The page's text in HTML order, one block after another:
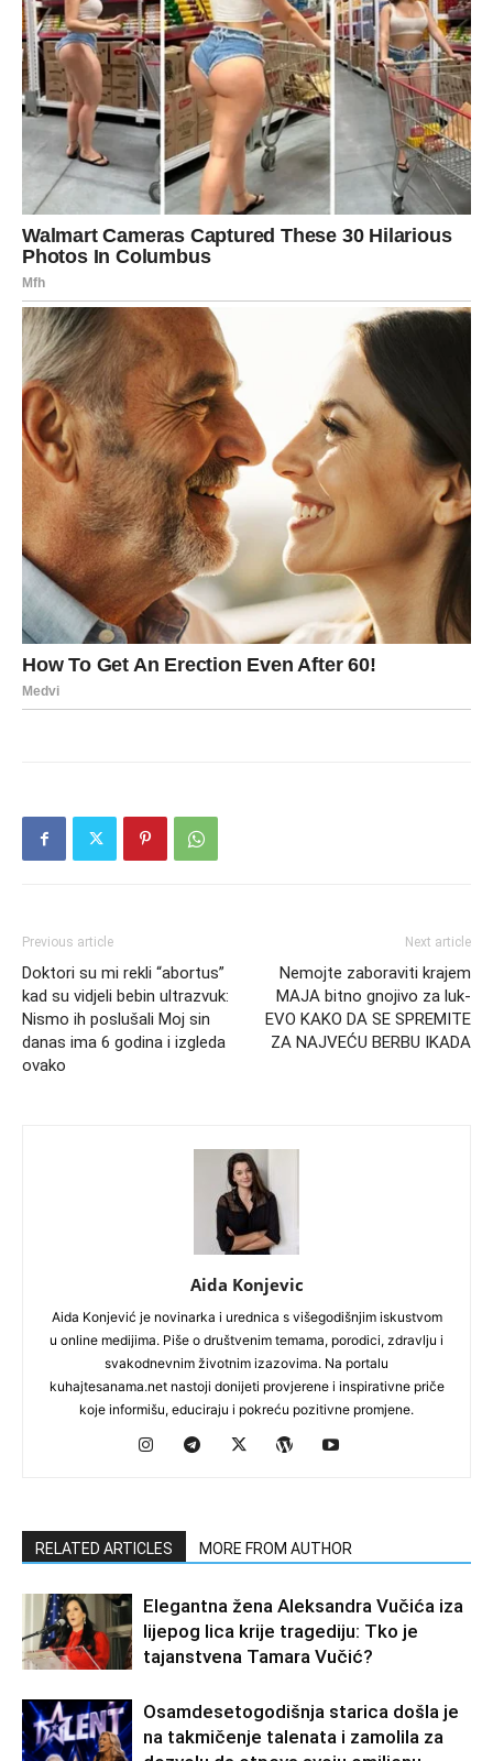
Previous article
Doktori su mi rekli “abortus”
kad su vidjeli bebin ultrazvuk:
Nismo ih poslušali Moj sin
danas ima 6 godina i izgleda
ovako
Next article
Nemojte zaboraviti krajem
MAJA bitno gnojivo za luk-
EVO KAKO DA SE SPREMITE
ZA NAJVEĆU BERBU IKADA
Aida Konjevic
Aida Konjević je novinarka i urednica s višegodišnjim iskustvom
u online medijima. Piše o društvenim temama, porodici, zdravlju i
svakodnevnim životnim izazovima. Na portalu
kuhajtesanama.net nastoji donijeti provjerene i inspirativne priče
koje informišu, educiraju i pokreću pozitivne promjene.
RELATED ARTICLES MORE FROM AUTHOR
Elegantna žena Aleksandra Vučića iza
lijepog lica krije tragediju: Tko je
tajanstvena Tamara Vučić?
Osamdesetogodišnja starica došla je
na takmičenje talenata i zamolila za